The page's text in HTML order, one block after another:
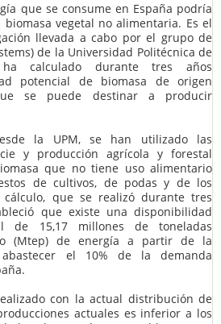
que se consume en España podría
vegetal no alimentaria. Es el
llevada a cabo por el grupo de
de la Universidad Politécnica de
calculado durante tres años
potencial de biomasa de origen
se puede destinar a producir
la UPM, se han utilizado las
y producción agrícola y forestal
que no tiene uso alimentario
de cultivos, de podas y de los
cálculo, que se realizó durante tres
que existe una disponibilidad
de 15,17 millones de toneladas
(Mtep) de energía a partir de la
el 10% de la demanda
con la actual distribución de
actuales es inferior a los